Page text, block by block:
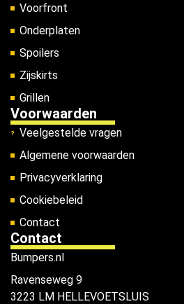
Voorfront
Onderplaten
Spoilers
Zijskirts
Grillen
Voorwaarden
Veelgestelde vragen
Algemene voorwaarden
Privacyverklaring
Cookiebeleid
Contact
Contact
Bumpers.nl
Ravenseweg 9
3223 LM HELLEVOETSLUIS